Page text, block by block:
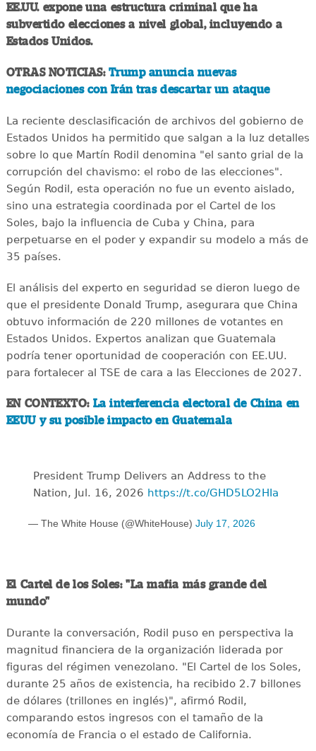
EE.UU. expone una estructura criminal que ha
subvertido elecciones a nivel global, incluyendo a
Estados Unidos.
OTRAS NOTICIAS: Trump anuncia nuevas
negociaciones con Irán tras descartar un ataque
La reciente desclasificación de archivos del gobierno de
Estados Unidos ha permitido que salgan a la luz detalles
sobre lo que Martín Rodil denomina "el santo grial de la
corrupción del chavismo: el robo de las elecciones".
Según Rodil, esta operación no fue un evento aislado,
sino una estrategia coordinada por el Cartel de los
Soles, bajo la influencia de Cuba y China, para
perpetuarse en el poder y expandir su modelo a más de
35 países.
El análisis del experto en seguridad se dieron luego de
que el presidente Donald Trump, asegurara que China
obtuvo información de 220 millones de votantes en
Estados Unidos. Expertos analizan que Guatemala
podría tener oportunidad de cooperación con EE.UU.
para fortalecer al TSE de cara a las Elecciones de 2027.
EN CONTEXTO:La interferencia electoral de China en
EEUU y su posible impacto en Guatemala
President Trump Delivers an Address to the
Nation, Jul. 16, 2026 https://t.co/GHD5LO2HIa
— The White House (@WhiteHouse) July 17, 2026
El Cartel de los Soles: "La mafia más grande del
mundo"
Durante la conversación, Rodil puso en perspectiva la
magnitud financiera de la organización liderada por
figuras del régimen venezolano. "El Cartel de los Soles,
durante 25 años de existencia, ha recibido 2.7 billones
de dólares (trillones en inglés)", afirmó Rodil,
comparando estos ingresos con el tamaño de la
economía de Francia o el estado de California.